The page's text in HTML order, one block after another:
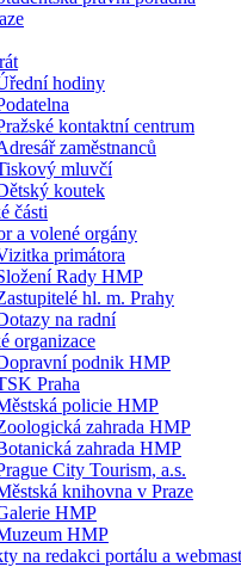
hodiny
kontaktní centrum
zaměstnanců
mluvčí
koutek
části
a volené orgány
primátora
Rady HMP
hl. m. Prahy
na radní
organizace
podnik HMP
Praha
policie HMP
zahrada HMP
zahrada HMP
City Tourism, a.s.
knihovna v Praze
HMP
HMP
na redakci portálu a